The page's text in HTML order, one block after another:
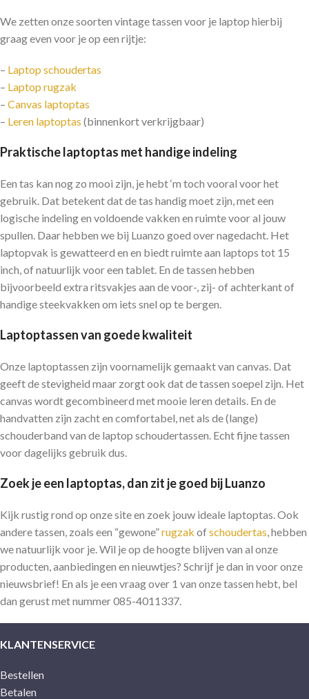
We zetten onze soorten vintage tassen voor je laptop hierbij
graag even voor je op een rijtje:
– Laptop schoudertas
– Laptop rugzak
– Canvas laptoptas
– Leren laptoptas (binnenkort verkrijgbaar)
Praktische laptoptas met handige indeling
Een tas kan nog zo mooi zijn, je hebt ‘m toch vooral voor het
gebruik. Dat betekent dat de tas handig moet zijn, met een
logische indeling en voldoende vakken en ruimte voor al jouw
spullen. Daar hebben we bij Luanzo goed over nagedacht. Het
laptopvak is gewatteerd en en biedt ruimte aan laptops tot 15
inch, of natuurlijk voor een tablet. En de tassen hebben
bijvoorbeeld extra ritsvakjes aan de voor-, zij- of achterkant of
handige steekvakken om iets snel op te bergen.
Laptoptassen van goede kwaliteit
Onze laptoptassen zijn voornamelijk gemaakt van canvas. Dat
geeft de stevigheid maar zorgt ook dat de tassen soepel zijn. Het
canvas wordt gecombineerd met mooie leren details. En de
handvatten zijn zacht en comfortabel, net als de (lange)
schouderband van de laptop schoudertassen. Echt fijne tassen
voor dagelijks gebruik dus.
Zoek je een laptoptas, dan zit je goed bij Luanzo
Kijk rustig rond op onze site en zoek jouw ideale laptoptas. Ook
andere tassen, zoals een “gewone”rugzak ofschoudertas, hebben
we natuurlijk voor je. Wil je op de hoogte blijven van al onze
producten, aanbiedingen en nieuwtjes? Schrijf je dan in voor onze
nieuwsbrief! En als je een vraag over 1 van onze tassen hebt, bel
dan gerust met nummer 085-4011337.
KLANTENSERVICE
Bestellen
Betalen